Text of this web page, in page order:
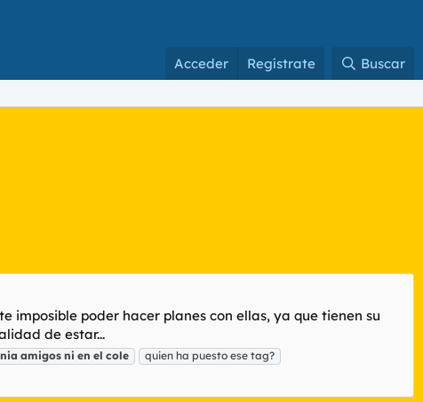
Acceder Regístrate Buscar
imposible poder hacer planes con ellas, ya que tienen su
de estar...
amigos ni en el cole
quien ha puesto ese tag?